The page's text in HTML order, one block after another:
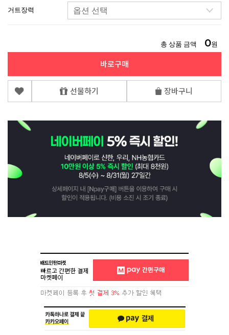
거트장력
총 상품 금액 0원
바로구매
선물하기 장바구니